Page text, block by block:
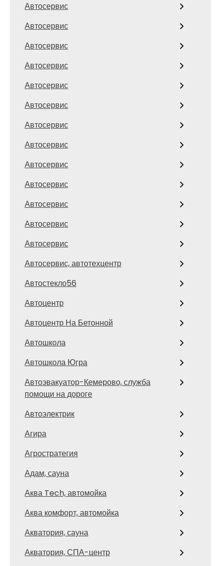
Автосервис
Автосервис
Автосервис
Автосервис
Автосервис
Автосервис
Автосервис
Автосервис
Автосервис
Автосервис
Автосервис
Автосервис
Автосервис
Автосервис, автотехцентр
Автостекло56
Автоцентр
Автоцентр На Бетонной
Автошкола
Автошкола Югра
Автоэвакуатор-Кемерово, служба
помощи на дороге
Автоэлектрик
Агира
Агростратегия
Адам, сауна
Аква Tech, автомойка
Аква комфорт, автомойка
Акватория, сауна
Акватория, СПА-центр